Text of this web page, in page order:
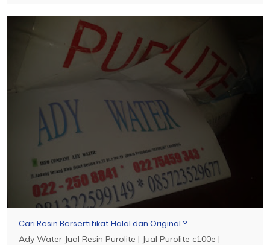
Cari Resin Bersertifikat Halal dan Original ?
Ady Water Jual Resin Purolite | Jual Purolite c100e |